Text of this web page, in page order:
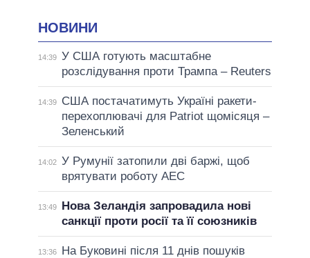
НОВИНИ
14:39 У США готують масштабне
розслідування проти Трампа – Reuters
14:39
США постачатимуть Україні ракети-
перехоплювачі для Patriot щомісяця –
Зеленський
14:02 У Румунії затопили дві баржі, щоб
врятувати роботу АЕС
13:49
Нова Зеландія запровадила нові
санкції проти росії та її союзників
13:36
На Буковині після 11 днів пошуків